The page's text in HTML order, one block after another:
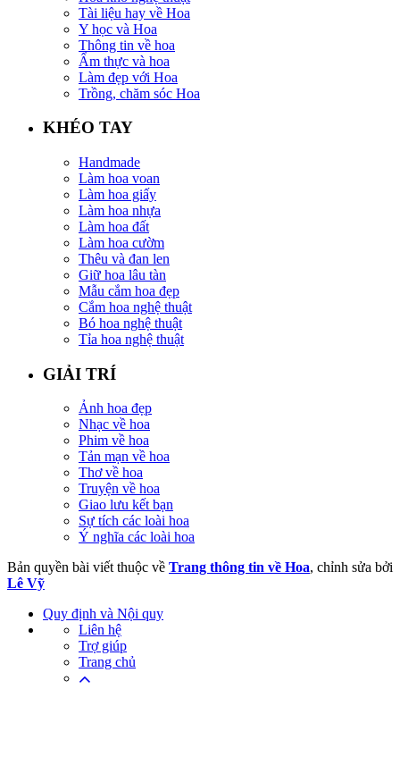
Tài liệu hay về Hoa
Y học và Hoa
Thông tin về hoa
Ẩm thực và hoa
Làm đẹp với Hoa
Trồng, chăm sóc Hoa
KHÉO TAY
Handmade
Làm hoa voan
Làm hoa giấy
Làm hoa nhựa
Làm hoa đất
Làm hoa cườm
Thêu và đan len
Giữ hoa lâu tàn
Mẫu cắm hoa đẹp
Cắm hoa nghệ thuật
Bó hoa nghệ thuật
Tỉa hoa nghệ thuật
GIẢI TRÍ
Ảnh hoa đẹp
Nhạc về hoa
Phim về hoa
Tản mạn về hoa
Thơ về hoa
Truyện về hoa
Giao lưu kết bạn
Sự tích các loài hoa
Ý nghĩa các loài hoa
Bản quyền bài viết thuộc về Trang thông tin về Hoa, chỉnh sửa bởi
Lê Vỹ
Quy định và Nội quy
Liên hệ
Trợ giúp
Trang chủ